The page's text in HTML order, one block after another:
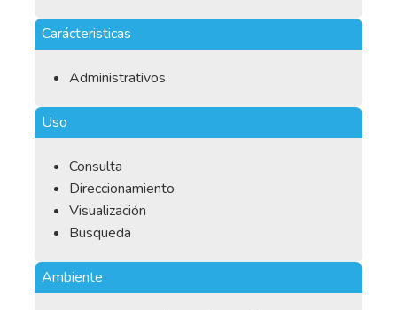
Carácteristicas
Administrativos
Uso
Consulta
Direccionamiento
Visualización
Busqueda
Ambiente